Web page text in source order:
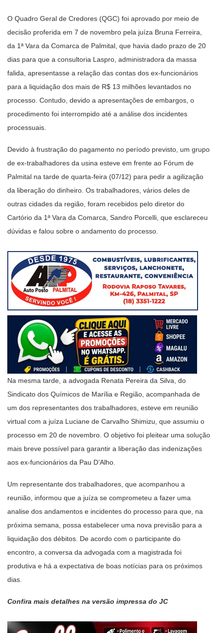
O Quadro Geral de Credores (QGC) foi aprovado por meio de
decisão proferida em 7 de novembro pela juíza Bruna Ferreira,
da 1ª Vara da Comarca de Palmital, que havia dado prazo de 20
dias para que a consultoria Laspro, administradora da massa
falida, apresentasse a relação das contas dos ex-funcionários
para a liquidação dos mais de R$ 13 milhões levantados no
processo. Contudo, devido a apresentações de embargos, o
procedimento foi interrompido até a análise dos incidentes
processuais.
Devido à frustração do pagamento no período previsto, um grupo
de ex-trabalhadores da usina esteve em frente ao Fórum de
Palmital na tarde de quarta-feira (07/12) para pedir a agilização
da liberação do dinheiro. Os trabalhadores, vários deles de
outras cidades da região, foram recebidos pelo diretor do
Cartório da 1ª Vara da Comarca, Sandro Porcelli, que esclareceu
dúvidas e falou sobre o andamento do processo.
Na mesma tarde, a advogada Renata Pereira da Silva, do
Sindicato dos Químicos de Marília e Região, acompanhada de
um dos representantes dos trabalhadores, esteve em reunião
virtual com a juíza Luciane de Carvalho Shimizu, que assumiu o
processo em 20 de novembro. O objetivo foi pleitear uma solução
mais breve possível para garantir a liberação das indenizações
aos ex-funcionários da Pau D’Alho.
Um representante dos trabalhadores, que acompanhou a
reunião, informou que a juíza se comprometeu a fazer uma
analise dos andamentos e incidentes do processo para que, na
próxima semana, possa estabelecer uma nova previsão para a
liquidação dos débitos. De acordo com o participante do
encontro, a conversa da advogada com a magistrada foi
produtiva e há a expectativa de boas notícias para os próximos
dias.
Confira mais detalhes na versão impressa do JC